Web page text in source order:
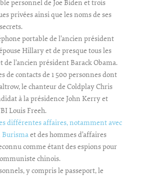
personnel de Joe Biden et trois
privées ainsi que les noms de ses
portable de l’ancien président
Hillary et de presque tous les
l’ancien président Barack Obama.
de contacts de 1 500 personnes dont
le chanteur de Coldplay Chris
à la présidence John Kerry et
Louis Freeh.
différentes affaires, notamment avec
Burismaet des hommes d’affaires
comme étant des espions pour
chinois.
y compris le passeport, le